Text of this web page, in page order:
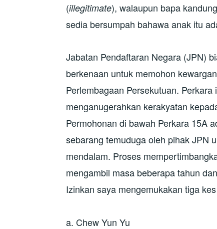
(illegitimate), walaupun bapa
sedia bersumpah bahawa anak itu
Jabatan Pendaftaran Negara (JPN)
berkenaan untuk memohon
Perlembagaan Persekutuan.
menganugerahkan kerakyatan
Permohonan di bawah Perkara 15A
sebarang temuduga oleh pihak JPN
mendalam. Proses
mengambil masa beberapa tahun
Izinkan saya mengemukakan tiga
a. Chew Yun Yu